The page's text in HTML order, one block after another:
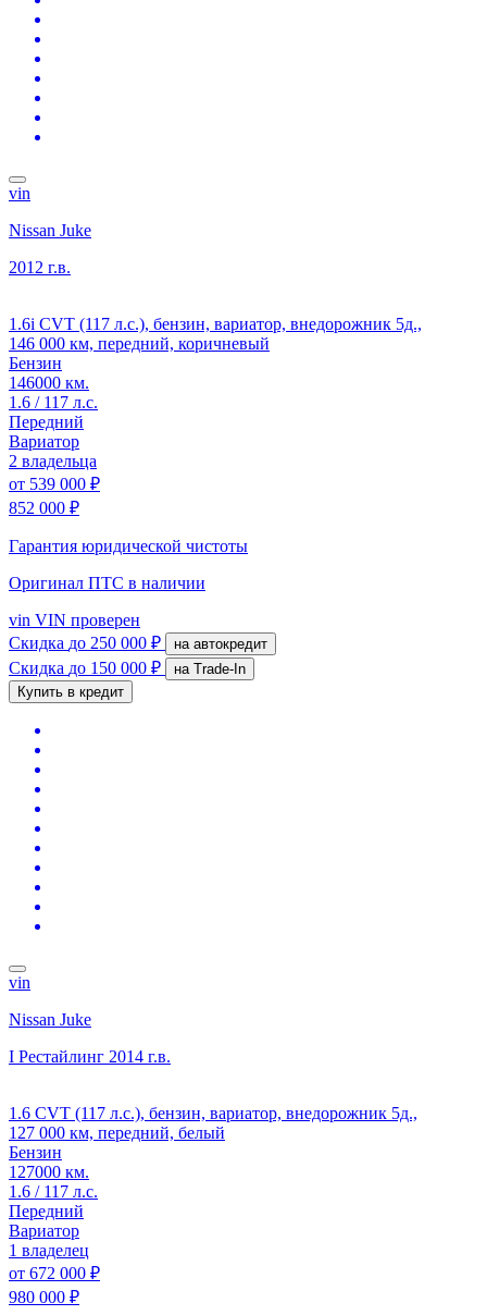
vin
Nissan Juke
2012 г.в.
1.6i CVT (117 л.с.), бензин, вариатор, внедорожник 5д.,
146 000 км, передний, коричневый
Бензин
146000 км.
1.6 / 117 л.с.
Передний
Вариатор
2 владельца
от 539 000 ₽
852 000 ₽
Гарантия юридической чистоты
Оригинал ПТС в наличии
vin VIN проверен
Скидка до 250 000 ₽ на автокредит
Скидка до 150 000 ₽
на Trade-In
Купить в кредит
vin
Nissan Juke
I Рестайлинг 2014 г.в.
1.6 CVT (117 л.с.), бензин, вариатор, внедорожник 5д.,
127 000 км, передний, белый
Бензин
127000 км.
1.6 / 117 л.с.
Передний
Вариатор
1 владелец
от 672 000 ₽
980 000 ₽